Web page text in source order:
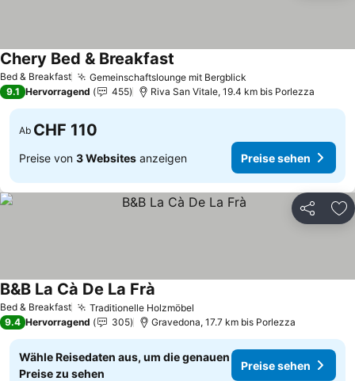
Bed & Breakfast Gemeinschaftslounge mit Bergblick
Chery Bed & Breakfast
9.1 Hervorragend 455 Riva San Vitale, 19.4 km bis Porlezza
Ab CHF 110
Preise von 3 Websites anzeigen Preise sehen
Teilen
Bed & Breakfast Traditionelle Holzmöbel
B&B La Cà De La Frà
9.4 Hervorragend 305 Gravedona, 17.7 km bis Porlezza
Wähle Reisedaten aus, um die genauen
Preise zu sehen
Preise sehen